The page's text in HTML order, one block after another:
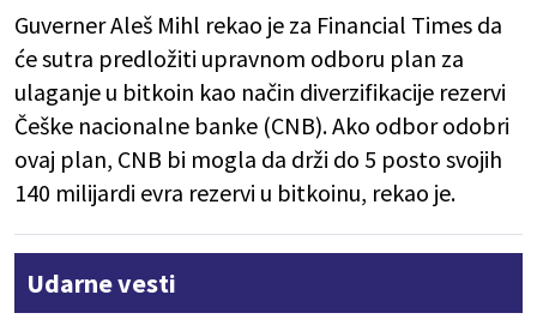
Guverner Aleš Mihl rekao je za Financial Times da
će sutra predložiti upravnom odboru plan za
ulaganje u bitkoin kao način diverzifikacije rezervi
Češke nacionalne banke (CNB). Ako odbor odobri
ovaj plan, CNB bi mogla da drži do 5 posto svojih
140 milijardi evra rezervi u bitkoinu, rekao je.
Udarne vesti